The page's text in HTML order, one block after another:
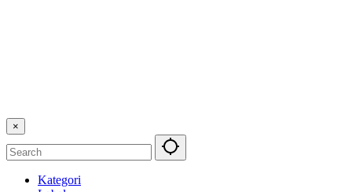
×
Kategori